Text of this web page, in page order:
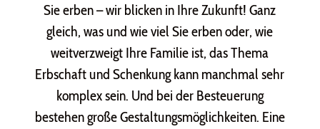
Sie erben – wir blicken in Ihre Zukunft! Ganz
gleich, was und wie viel Sie erben oder, wie
weitverzweigt Ihre Familie ist, das Thema
Erbschaft und Schenkung kann manchmal sehr
komplex sein. Und bei der Besteuerung
bestehen große Gestaltungsmöglichkeiten. Eine